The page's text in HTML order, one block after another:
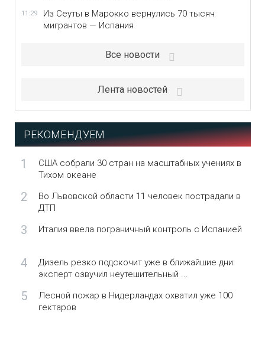
11:29
Из Сеуты в Марокко вернулись 70 тысяч
мигрантов — Испания
Все новости
Лента новостей
РЕКОМЕНДУЕМ
1
США собрали 30 стран на масштабных учениях в
Тихом океане
2
Во Львовской области 11 человек пострадали в
ДТП
3 Италия ввела пограничный контроль с Испанией
4
Дизель резко подскочит уже в ближайшие дни:
эксперт озвучил неутешительный ...
5
Лесной пожар в Нидерландах охватил уже 100
гектаров